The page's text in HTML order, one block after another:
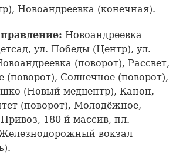
Новоандреевка (конечная).
Новоандреевка
ул. Победы (Центр), ул.
(поворот), Рассвет,
(поворот), Солнечное (поворот),
(Новый медцентр), Канон,
(поворот), Молодёжное,
180-й массив, пл.
вокзал